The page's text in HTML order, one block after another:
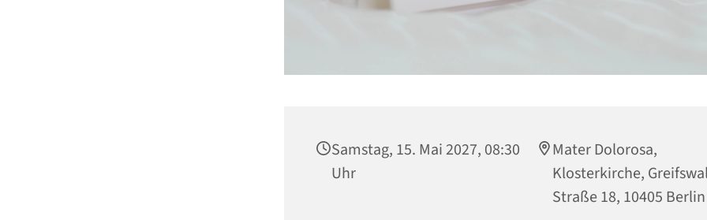
Samstag, 15. Mai 2027, 08:30
Uhr
Mater Dolorosa,
Klosterkirche,
Straße 18, 10405 Berlin